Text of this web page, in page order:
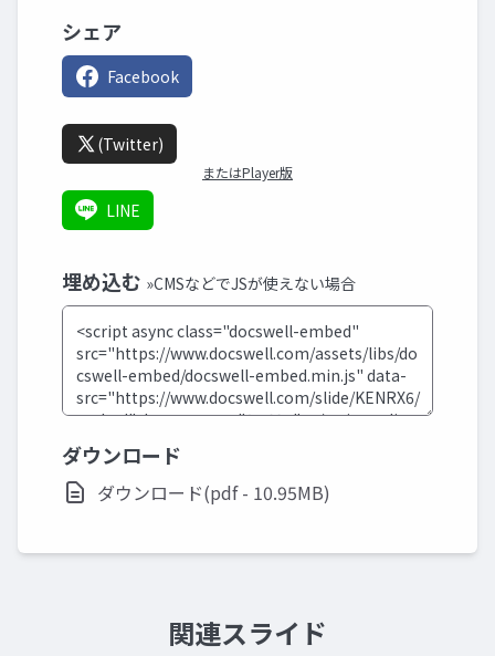
シェア
Facebook
(Twitter)
またはPlayer版
LINE
埋め込む »CMSなどでJSが使えない場合
ダウンロード
ダウンロード(pdf - 10.95MB)
関連スライド